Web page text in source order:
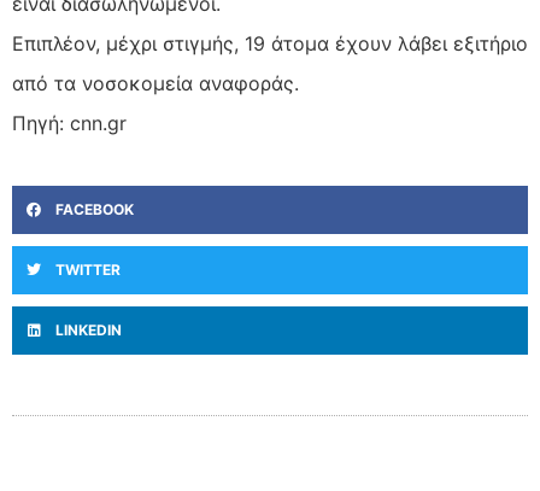
Επιπλέον, μέχρι στιγμής, 19 άτομα έχουν λάβει εξιτήριο
από τα νοσοκομεία αναφοράς.
Πηγή: cnn.gr
FACEBOOK
TWITTER
LINKEDIN